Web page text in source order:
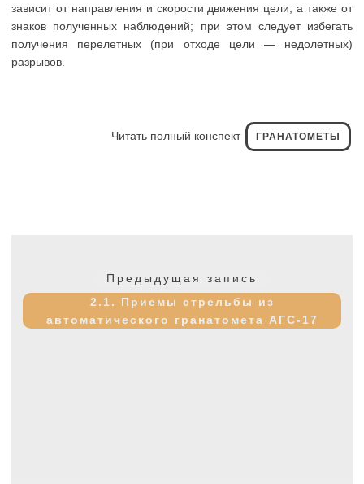
зависит от направления и скорости движения цели, а также от
знаков полученных наблюдений; при этом следует избегать
получения перелетных (при отходе цели — недолетных)
разрывов.
Читать полный конспект ГРАНАТОМЕТЫ
Предыдущая запись
запись:
2.1. Приемы стрельбы из
автоматического гранатомета АГС-17